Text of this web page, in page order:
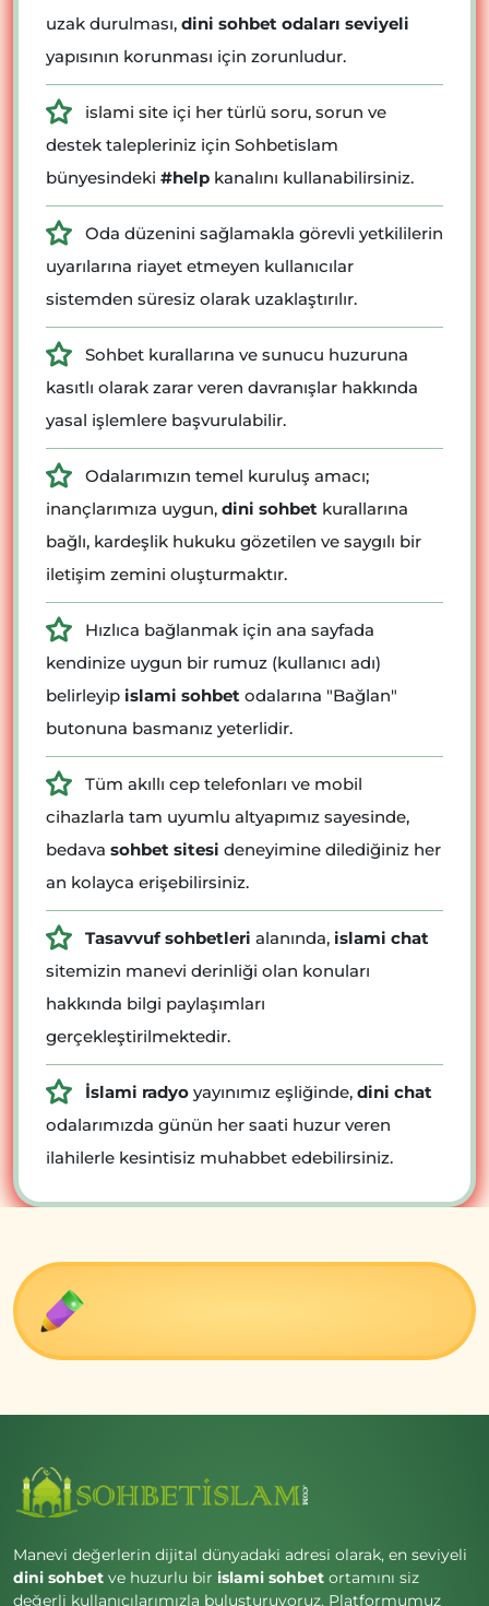
uzak durulması, dini sohbet odaları seviyeli
yapısının korunması için zorunludur.
islami site içi her türlü soru, sorun ve
destek talepleriniz için Sohbetislam
bünyesindeki #help kanalını kullanabilirsiniz.
Oda düzenini sağlamakla görevli yetkililerin
uyarılarına riayet etmeyen kullanıcılar
sistemden süresiz olarak uzaklaştırılır.
Sohbet kurallarına ve sunucu huzuruna
kasıtlı olarak zarar veren davranışlar hakkında
yasal işlemlere başvurulabilir.
Odalarımızın temel kuruluş amacı;
inançlarımıza uygun, dini sohbet kurallarına
bağlı, kardeşlik hukuku gözetilen ve saygılı bir
iletişim zemini oluşturmaktır.
Hızlıca bağlanmak için ana sayfada
kendinize uygun bir rumuz (kullanıcı adı)
belirleyip islami sohbet odalarına "Bağlan"
butonuna basmanız yeterlidir.
Tüm akıllı cep telefonları ve mobil
cihazlarla tam uyumlu altyapımız sayesinde,
bedava sohbet sitesi deneyimine dilediğiniz her
an kolayca erişebilirsiniz.
Tasavvuf sohbetleri alanında, islami chat
sitemizin manevi derinliği olan konuları
hakkında bilgi paylaşımları
gerçekleştirilmektedir.
İslami radyo yayınımız eşliğinde, dini chat
odalarımızda günün her saati huzur veren
ilahilerle kesintisiz muhabbet edebilirsiniz.
Manevi değerlerin dijital dünyadaki adresi olarak, en seviyeli
dini sohbet ve huzurlu bir islami sohbet ortamını siz
değerli kullanıcılarımızla buluşturuyoruz. Platformumuz